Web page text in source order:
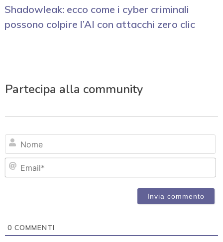
Shadowleak: ecco come i cyber criminali
possono colpire l’AI con attacchi zero clic
Partecipa alla community
0 COMMENTI